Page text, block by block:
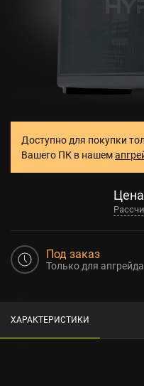
Доступно для покупки
Вашего ПК в нашем
Цена
Под заказ
Только для апгрейда
ХАРАКТЕРИСТИКИ